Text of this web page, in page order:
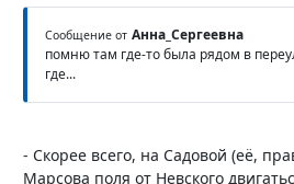
Сообщение от Анна_Сергеевна
помню там где-то была рядом в
где...
- Скорее всего, на Садовой (её,
Марсова поля от Невского